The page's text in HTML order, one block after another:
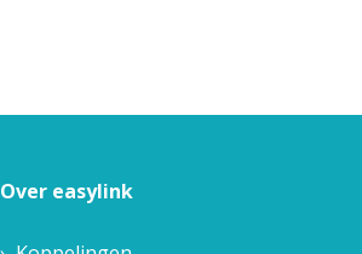
Over easylink